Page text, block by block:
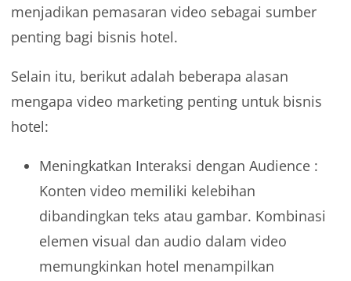
menjadikan pemasaran video sebagai sumber
penting bagi bisnis hotel.
Selain itu, berikut adalah beberapa alasan
mengapa video marketing penting untuk bisnis
hotel:
Meningkatkan Interaksi dengan Audience :
Konten video memiliki kelebihan
dibandingkan teks atau gambar. Kombinasi
elemen visual dan audio dalam video
memungkinkan hotel menampilkan